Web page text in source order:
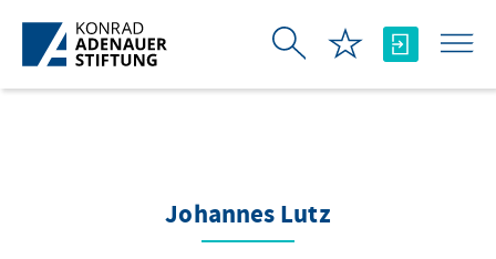
Skip to Main Content
Johannes Lutz